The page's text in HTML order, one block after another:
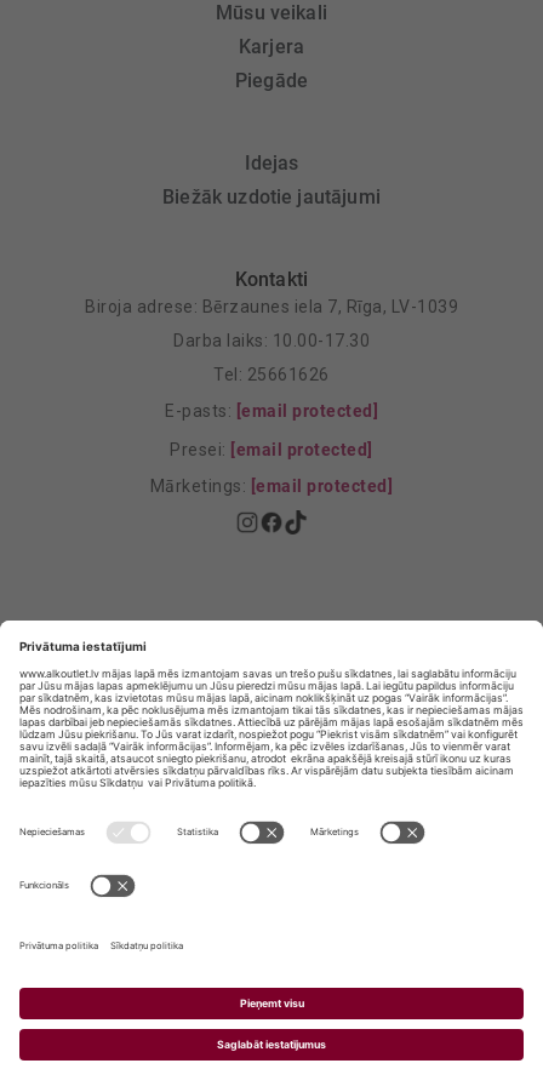
Mūsu veikali
Karjera
Piegāde
Idejas
Biežāk uzdotie jautājumi
Kontakti
Biroja adrese: Bērzaunes iela 7, Rīga, LV-1039
Darba laiks: 10.00-17.30
Tel: 25661626
E-pasts: [email protected]
Presei: [email protected]
Mārketings: [email protected]
Privātuma Iestatījumi
E-veikala lietošanas noteikumi
ALKOHOLA PĀRDOŠANA, IEGĀDĀŠANĀS UN
NODOŠANA NEPILNGADĪGĀM PERSONĀM IR
AIZLIEGTA.